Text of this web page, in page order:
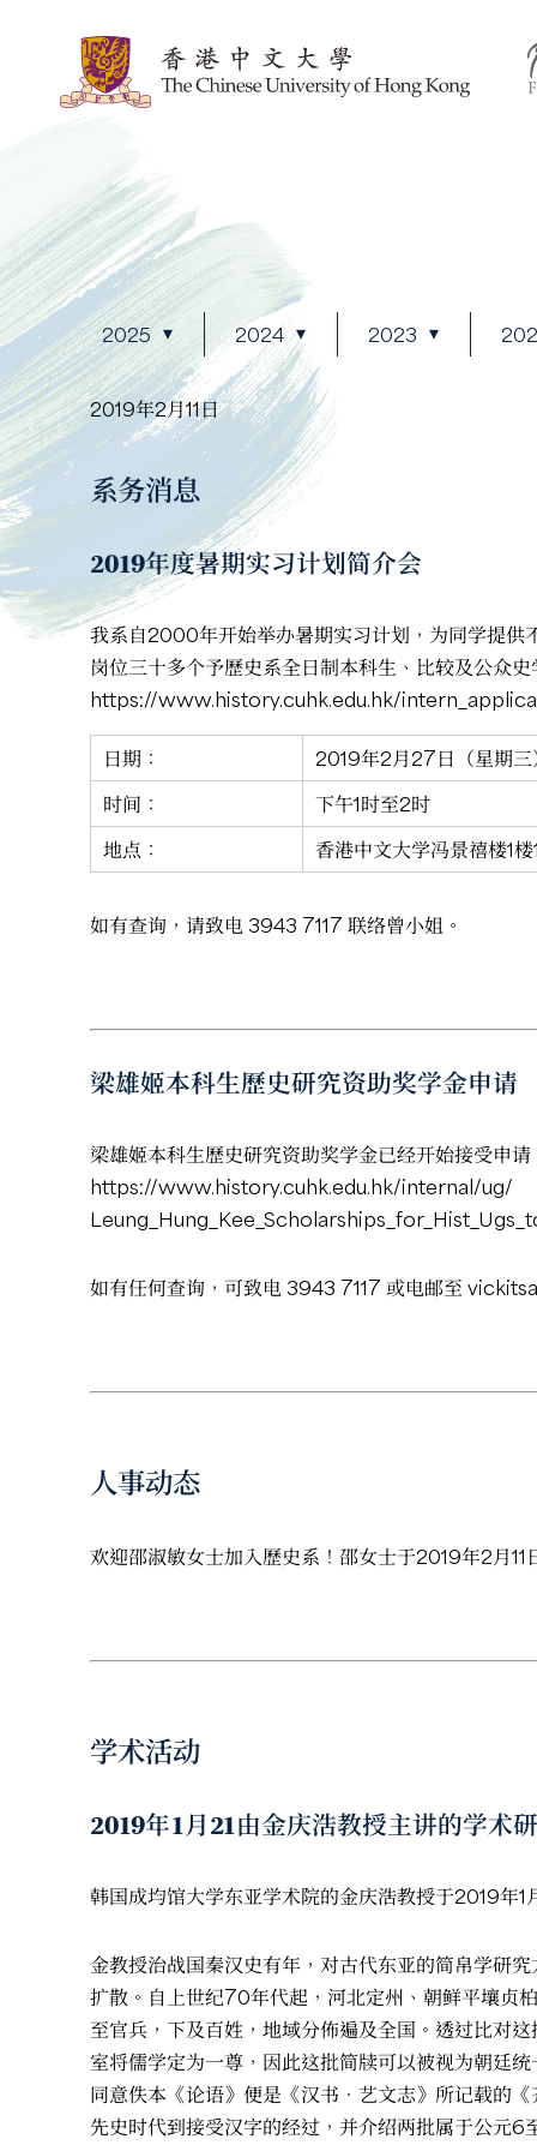
2025 2024 2023
2019年2月11日
系务消息
2019年度暑期实习计划简介会
我系自2000年开始举办暑期实习计划，为同学提供
岗位三十多个予歷史系全日制本科生、比较及公众
https://www.history.cuhk.edu.hk/
日期：
2019年2月27日（星期三
时间：
下午1时至2时
地点：
香港中文大学冯景禧楼1楼
如有查询，请致电 3943 7117 联络曾小姐。
梁雄姬本科生歷史研究资助奖学金申请
梁雄姬本科生歷史研究资助奖学金已经开始接受申
https://www.history.cuhk.edu.hk/internal/ug/
如有任何查询，可致电 3943 7117 或电邮至
人事动态
欢迎邵淑敏女士加入歷史系！邵女士于2019年2月
学术活动
2019年1月21由金庆浩教授主讲的学术
韩国成均馆大学东亚学术院的金庆浩教授于2019年
金教授治战国秦汉史有年，对古代东亚的简帛学研
扩散。自上世纪70年代起，河北定州、朝鲜平壤贞
至官兵，下及百姓，地域分佈遍及全国。透过比对
室将儒学定为一尊，因此这批简牍可以被视为朝廷
同意佚本《论语》便是《汉书．艺文志》所记载的
先史时代到接受汉字的经过，并介绍两批属于公元